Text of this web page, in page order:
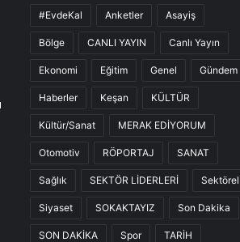
#EvdeKal Anketler Asayiş
Bölge CANLI YAYIN Canlı Yayın
Ekonomi Eğitim Genel Gündem
Haberler Keşan KÜLTÜR
Kültür/Sanat MERAK EDİYORUM
Otomotiv RÖPORTAJ SANAT
Sağlık SEKTÖR LİDERLERİ Sektörel
Siyaset SOKAKTAYIZ Son Dakika
SON DAKİKA Spor TARİH